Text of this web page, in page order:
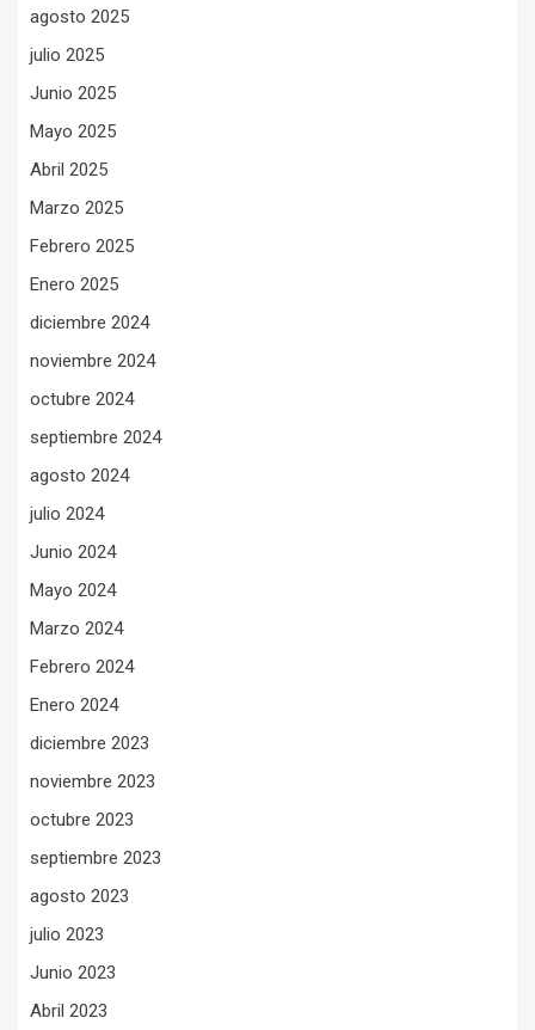
agosto 2025
julio 2025
Junio 2025
Mayo 2025
Abril 2025
Marzo 2025
Febrero 2025
Enero 2025
diciembre 2024
noviembre 2024
octubre 2024
septiembre 2024
agosto 2024
julio 2024
Junio 2024
Mayo 2024
Marzo 2024
Febrero 2024
Enero 2024
diciembre 2023
noviembre 2023
octubre 2023
septiembre 2023
agosto 2023
julio 2023
Junio 2023
Abril 2023